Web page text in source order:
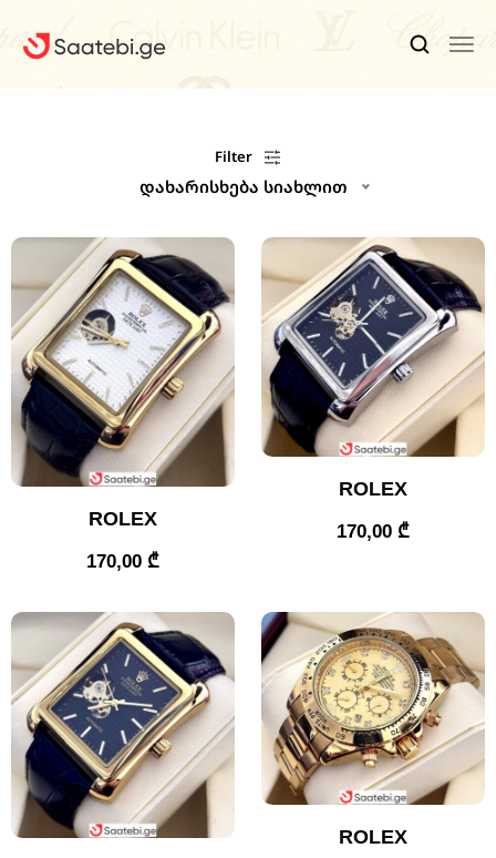
Კაცის Საათები
Ქალის Საათები
Ფასდაკლებები
Აქსესუარები
Ჩვენ Შესახებ
Კონტაქტი
Filter
დახარისხება სიახლით
ROLEX
170,00 ₾
ROLEX
170,00 ₾
ROLEX